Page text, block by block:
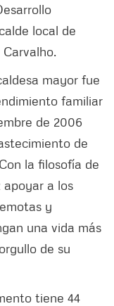
local de
mayor fue
familiar
de 2006
de
la filosofía de
a los
y
una vida más
de su
tiene 44